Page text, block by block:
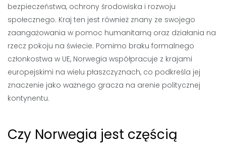
bezpieczeństwa, ochrony środowiska i rozwoju
społecznego. Kraj ten jest również znany ze swojego
zaangażowania w pomoc humanitarną oraz działania na
rzecz pokoju na świecie. Pomimo braku formalnego
członkostwa w UE, Norwegia współpracuje z krajami
europejskimi na wielu płaszczyznach, co podkreśla jej
znaczenie jako ważnego gracza na arenie politycznej
kontynentu.
Czy Norwegia jest częścią